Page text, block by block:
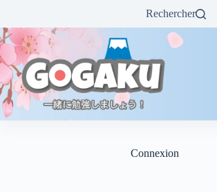
Rechercher
Connexion